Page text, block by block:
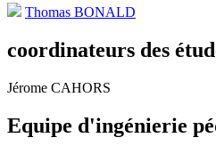
Thomas BONALD
coordinateurs des
Jérome CAHORS
Equipe d'ingénierie